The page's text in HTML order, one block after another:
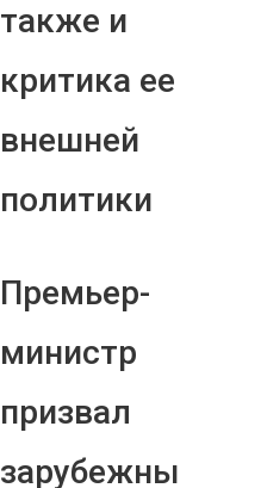
также и
критика ее
внешней
политики
Премьер-
министр
призвал
зарубежны